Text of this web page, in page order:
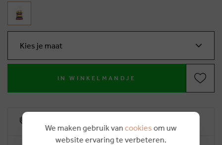
Kies je maat
IN WINKELMANDJE
We maken gebruik van cookies om uw
website ervaring te verbeteren.